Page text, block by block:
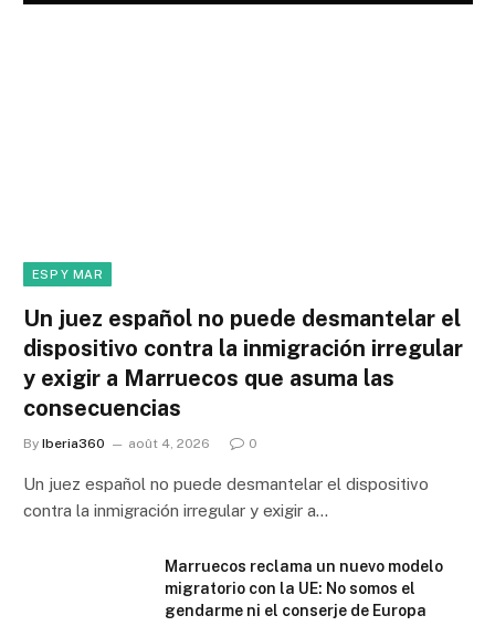
ESP Y MAR
Un juez español no puede desmantelar el
dispositivo contra la inmigración irregular
y exigir a Marruecos que asuma las
consecuencias
By Iberia360 août 4, 2026 0
Un juez español no puede desmantelar el dispositivo
contra la inmigración irregular y exigir a…
Marruecos reclama un nuevo modelo
migratorio con la UE: No somos el
gendarme ni el conserje de Europa